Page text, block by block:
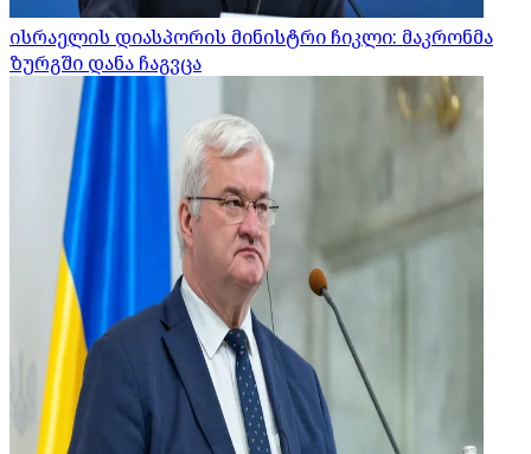
ისრაელის დიასპორის მინისტრი ჩიკლი: მაკრონმა
ზურგში დანა ჩაგვცა